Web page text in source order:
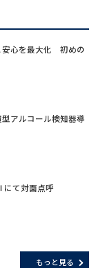
安心を最大化 初めの
アルコール検知器導
て対面点呼
もっと見る